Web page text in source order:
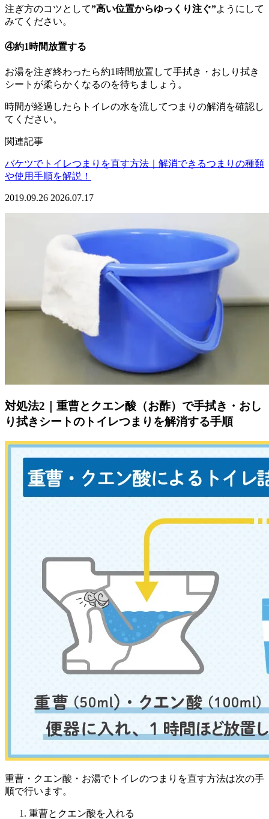
注ぎ方のコツとして”高い位置からゆっくり注ぐ”ようにして
みてください。
④約1時間放置する
お湯を注ぎ終わったら約1時間放置して手拭き・おしり拭き
シートが柔らかくなるのを待ちましょう。
時間が経過したらトイレの水を流してつまりの解消を確認し
てください。
関連記事
バケツでトイレつまりを直す方法｜解消できるつまりの種類
や使用手順を解説！
2019.09.26 2026.07.17
対処法2｜重曹とクエン酸（お酢）で手拭き・おし
り拭きシートのトイレつまりを解消する手順
重曹・クエン酸・お湯でトイレのつまりを直す方法は次の手
順で行います。
重曹とクエン酸を入れる